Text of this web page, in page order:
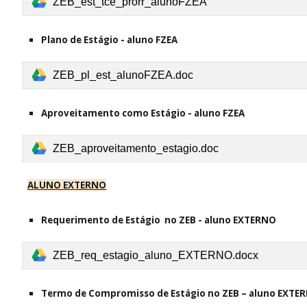
Plano de Estágio - aluno FZEA
ZEB_pl_est_alunoFZEA.doc
Aproveitamento como Estágio - aluno FZEA
ZEB_aproveitamento_estagio.doc
ALUNO EXTERNO
Requerimento de Estágio no ZEB - aluno EXTERNO
ZEB_req_estagio_aluno_EXTERNO.docx
Termo de Compromisso de Estágio no ZEB – aluno